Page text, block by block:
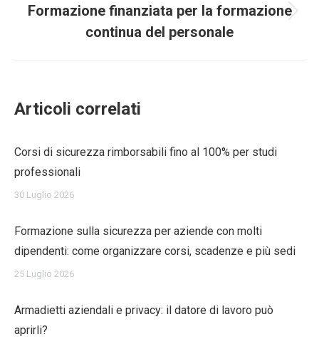
Prossimo
post:
Formazione finanziata per la formazione
continua del personale
Articoli correlati
Corsi di sicurezza rimborsabili fino al 100% per studi
professionali
30 Luglio 2026
Formazione sulla sicurezza per aziende con molti
dipendenti: come organizzare corsi, scadenze e più sedi
25 Luglio 2026
Armadietti aziendali e privacy: il datore di lavoro può
aprirli?